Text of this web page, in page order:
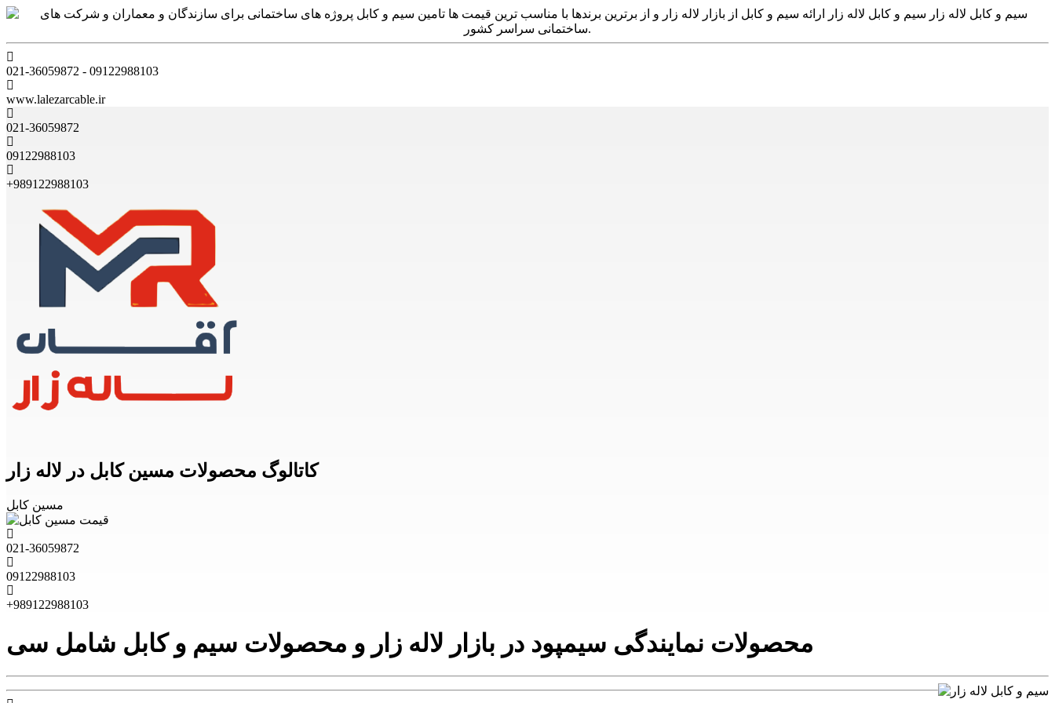
021-36059872 - 09122988103
www.lalezarcable.ir
021-36059872
09122988103
+989122988103
کاتالوگ محصولات مسین کابل در لاله زار
مسین کابل
021-36059872
09122988103
+989122988103
محصولات نمایندگی سیمپود در بازار لاله زار و محصولات سیم و کابل شامل سی